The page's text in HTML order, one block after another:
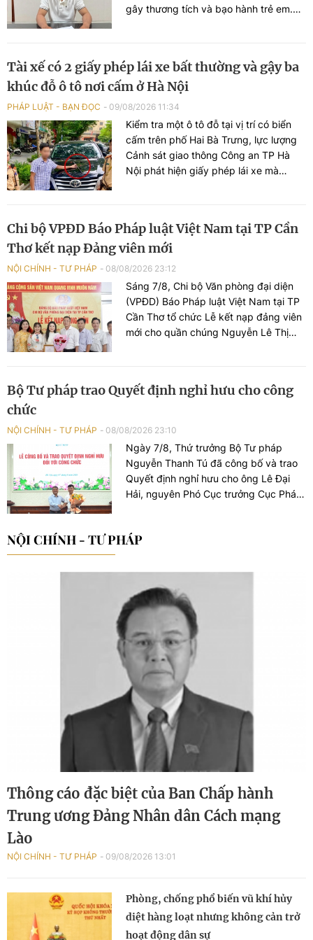
gây thương tích và bạo hành trẻ em.
Tài xế có 2 giấy phép lái xe bất thường và gậy ba
khúc đỗ ô tô nơi cấm ở Hà Nội
PHÁP LUẬT - BẠN ĐỌC 09/08/2026 11:34
Kiểm tra một ô tô đỗ tại vị trí có biển
cấm trên phố Hai Bà Trưng, lực lượng
Cảnh sát giao thông Công an TP Hà
Nội phát hiện giấy phép lái xe mà
gậy ba khúc bằng kim loại và 1 bình xịt
hơi cay.
Chi bộ VPĐD Báo Pháp luật Việt Nam tại TP Cần
Thơ kết nạp Đảng viên mới
NỘI CHÍNH - TƯ PHÁP 08/08/2026 23:12
Sáng 7/8, Chi bộ Văn phòng đại diện
(VPĐD) Báo Pháp luật Việt Nam tại TP
Cần Thơ tổ chức Lễ kết nạp đảng viên
mới cho quần chúng Nguyễn Lê Thị
Bộ Tư pháp trao Quyết định nghỉ hưu cho công
chức
NỘI CHÍNH - TƯ PHÁP 08/08/2026 23:10
Ngày 7/8, Thứ trưởng Bộ Tư pháp
Nguyễn Thanh Tú đã công bố và trao
Quyết định nghỉ hưu cho ông Lê Đại
Hải, nguyên Phó Cục trưởng Cục Pháp
NỘI CHÍNH - TƯ PHÁP
Thông cáo đặc biệt của Ban Chấp hành
Trung ương Đảng Nhân dân Cách mạng
Lào
NỘI CHÍNH - TƯ PHÁP 09/08/2026 13:01
Phòng, chống phổ biến vũ khí hủy
diệt hàng loạt nhưng không cản trở
hoạt động dân sự